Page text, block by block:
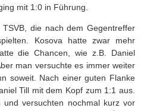
mit 1:0 in Führung.
die nach dem Gegentreffer
Kosova hatte zwar mehr
die Chancen, wie z.B. Daniel
man versuchte es immer weiter
soweit. Nach einer guten Flanke
Till mit dem Kopf zum 1:1 aus.
versuchten nochmal kurz vor